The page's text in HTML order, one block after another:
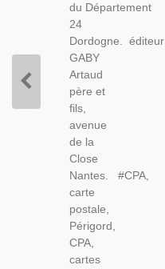
du Département
24
Dordogne. éditeur
GABY
Artaud
père et
fils,
avenue
de la
Close
Nantes. #CPA,
carte
postale,
Périgord,
CPA,
cartes